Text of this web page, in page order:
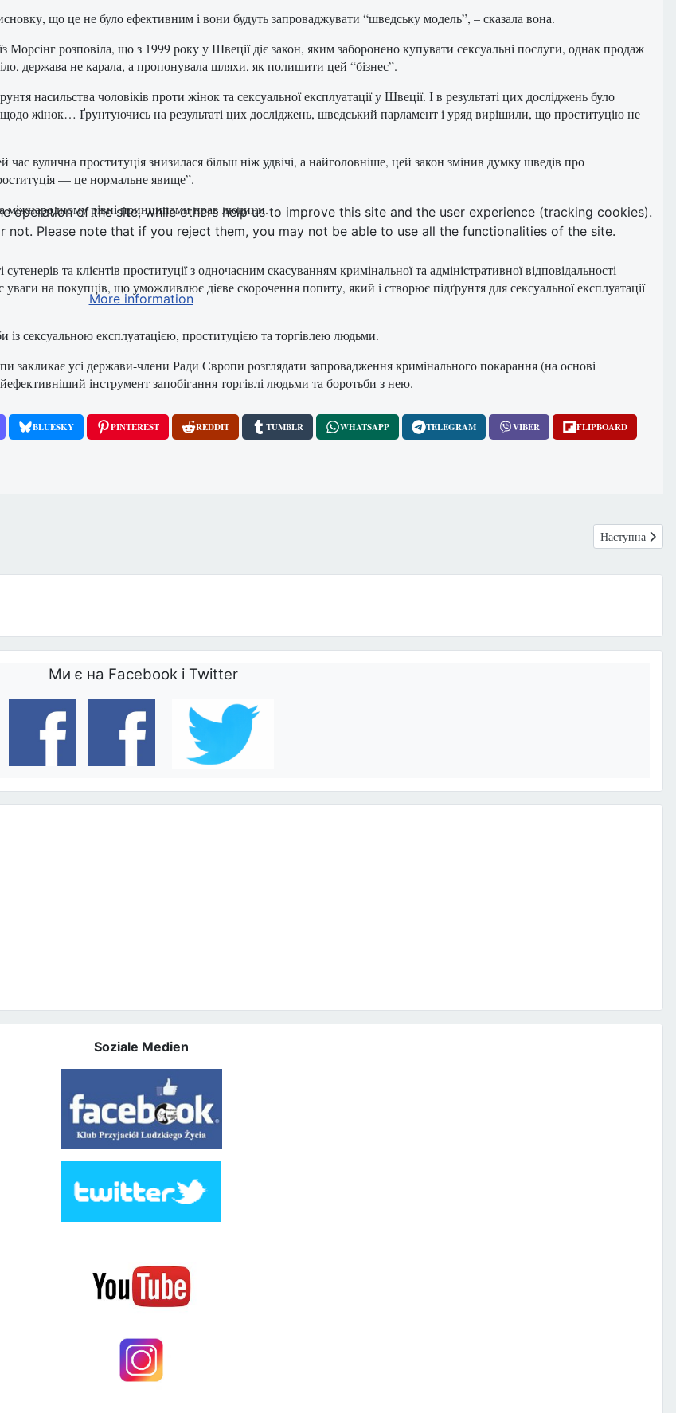
Ми є на Facebook і Twitter
Soziale Medien
що це не було ефективним і вони будуть запроваджувати “шведську модель”, – сказала вона.
розповіла, що з 1999 року у Швеції діє закон, яким заборонено купувати сексуальні послуги, однак продаж
держава не карала, а пропонувала шляхи, як полишити цей “бізнес”.
насильства чоловіків проти жінок та сексуальної експлуатації у Швеції. І в результаті цих досліджень було
щодо жінок… Ґрунтуючись на результаті цих досліджень, шведський парламент і уряд вирішили, що проституцію не
вулична проституція знизилася більш ніж удвічі, а найголовніше, цей закон змінив думку шведів про
— це нормальне явище”.
міжнародному рівні принципами прав людини.
та клієнтів проституції з одночасним скасуванням кримінальної та адміністративної відповідальності
на покупців, що уможливлює дієве скорочення попиту, який і створює підґрунтя для сексуальної експлуатації
сексуальною експлуатацією, проституцією та торгівлею людьми.
закликає усі держави-члени Ради Європи розглядати запровадження кримінального покарання (на основі
інструмент запобігання торгівлі людьми та боротьби з нею.
BLUESKY PINTEREST REDDIT TUMBLR WHATSAPP TELEGRAM VIBER FLIPBOARD
Наступна
Наступна
operation of the site, while others help us to improve this site and the user experience (tracking cookies).
Please note that if you reject them, you may not be able to use all the functionalities of the site.
More information